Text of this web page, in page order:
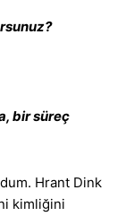
bir süreç
Hrant Dink
kimliğini